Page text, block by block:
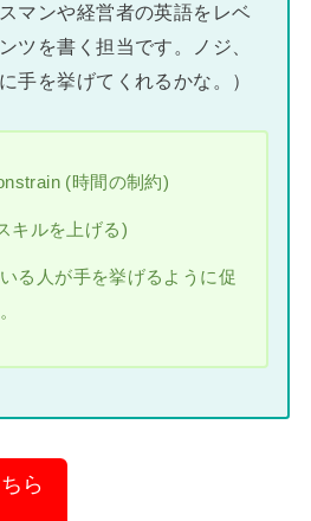
マンや経営者の英語をレベ
ツを書く担当です。ノジ、
手を挙げてくれるかな。）
(時間の制約)
キルを上げる)
る人が手を挙げるように促
ら